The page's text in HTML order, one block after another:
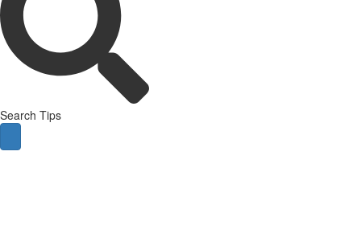
Search Tips